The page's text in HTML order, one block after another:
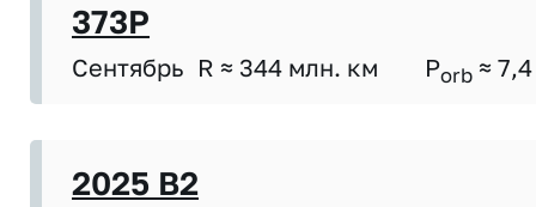
373P
Сентябрь R ≈ 344 млн. км Porb ≈ 7,4
2025 B2